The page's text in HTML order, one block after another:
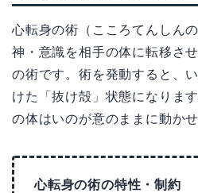
心転身の術（こころてんしん
神・意識を相手の体に転移さ
の術です。術を発動すると、
けた「抜け殻」状態になりま
の体はいのが意のままに動か
心転身の術の特性・制約